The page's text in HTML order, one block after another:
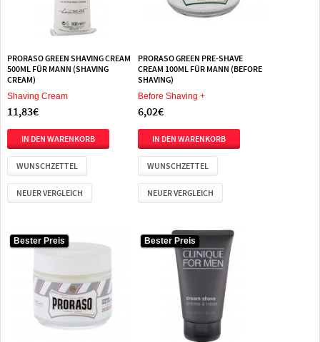
PRORASO GREEN SHAVING CREAM
500ML FÜR MANN (SHAVING
CREAM)
Shaving Cream
11,83€
WUNSCHZETTEL
NEUER VERGLEICH
PRORASO GREEN PRE-SHAVE
CREAM 100ML FÜR MANN (BEFORE
SHAVING)
Before Shaving +
6,02€
WUNSCHZETTEL
NEUER VERGLEICH
Bester Preis Bester Preis